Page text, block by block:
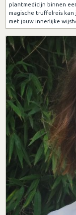
plantmedicijn binnen
magische truffelreis
met jouw innerlijke